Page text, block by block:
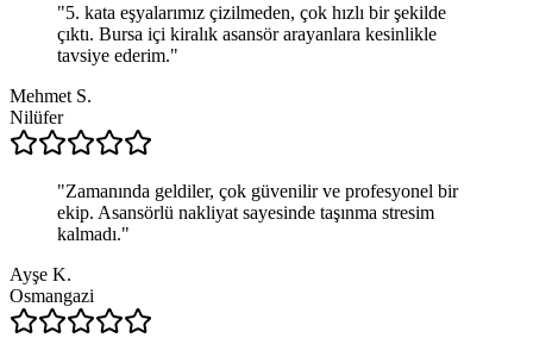
"5. kata eşyalarımız çizilmeden, çok hızlı bir şekilde
çıktı. Bursa içi kiralık asansör arayanlara kesinlikle
tavsiye ederim."
Mehmet S.
Nilüfer
"Zamanında geldiler, çok güvenilir ve profesyonel bir
ekip. Asansörlü nakliyat sayesinde taşınma stresim
kalmadı."
Ayşe K.
Osmangazi